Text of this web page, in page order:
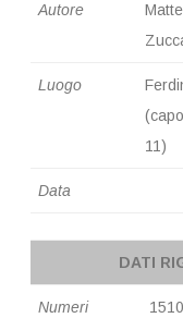
Autore
Luogo
11)
Data
DATI
Numeri